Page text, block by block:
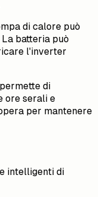
di calore può
batteria può
l'inverter
di
ore serali e
per mantenere
intelligenti di